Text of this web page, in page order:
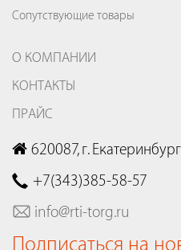
Сопутствующие товары
О КОМПАНИИ
КОНТАКТЫ
ПРАЙС
620087, г.
+7(343)385-58-57
info@rti-torg.ru
Подписаться на